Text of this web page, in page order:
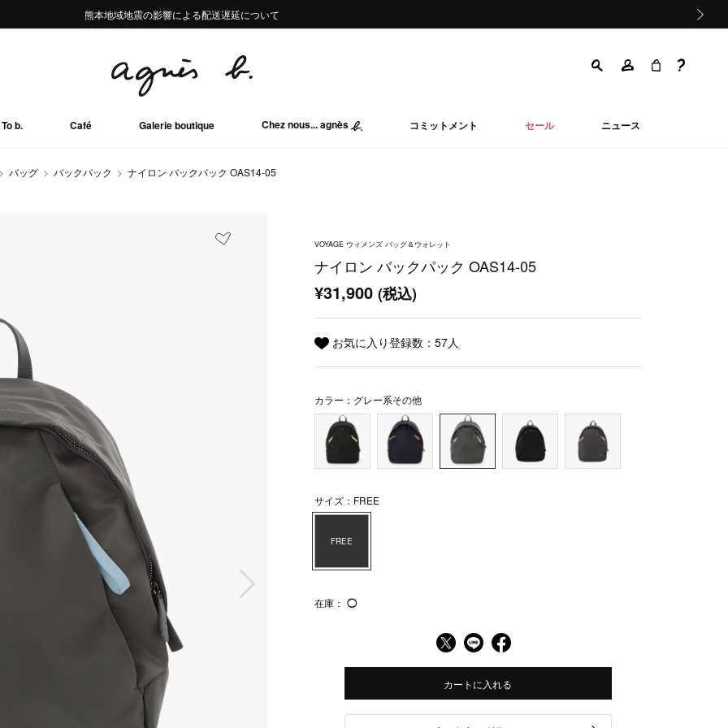
熊本地域地震の影響による配送遅延について
Summer Sale 2buy10%OFF!!
熊本地域地震の影響による配送遅延について
Summer Sale 2buy10%OFF!!
To b. Café Galerie boutique Chez nous... agnès コミットメント セール ニュース
バッグ バックパック ナイロン バックパック OAS14-05
VOYAGE ウィメンズ バッグ＆ウォレット
ナイロン バックパック OAS14-05
¥31,900(税込)
お気に入り登録数：57人
カラー：グレー系その他
サイズ：FREE
FREE
在庫： ◯
カートに入れる